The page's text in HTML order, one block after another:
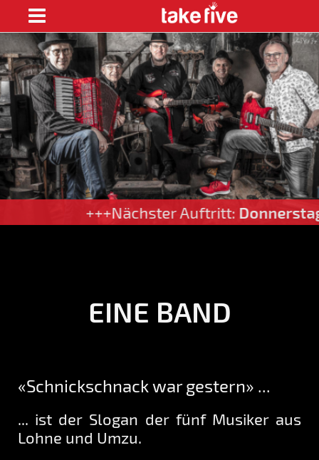
+++Nächster Auftritt:Donnerstag 13.
EINE BAND
«Schnickschnack war gestern» ...
... ist der Slogan der fünf Musiker aus
Lohne und Umzu.